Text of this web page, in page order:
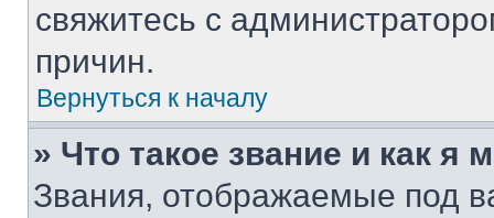
свяжитесь с
причин.
Вернуться к началу
» Что такое звание и как я
Звания, отображаемые под